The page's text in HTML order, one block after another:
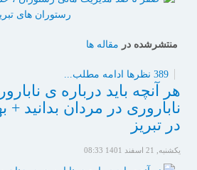
منتشرشده در مقاله ها
389 نظرها ادامه مطلب...
هر آنچه باید درباره ی
ناباروری در مردان بدانید +
در تبریز
یکشنبه, 21 اسفند 1401 08:33